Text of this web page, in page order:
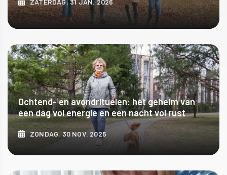
ZATERDAG, 31 JAN. 2026
ONTDEK MEER
Ochtend- en avondrituelen: het geheim van
een dag vol energie en een nacht vol rust
ZONDAG, 30 NOV. 2025
ONTDEK MEER